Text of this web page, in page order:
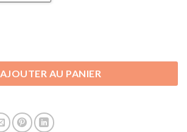
AJOUTER AU PANIER